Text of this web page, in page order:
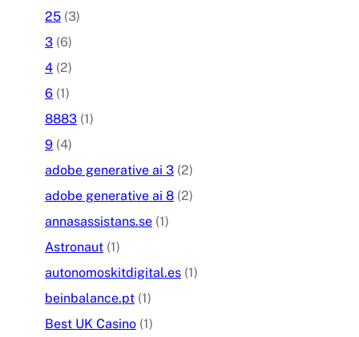
25 (3)
3 (6)
4 (2)
6 (1)
8883 (1)
9 (4)
adobe generative ai 3 (2)
adobe generative ai 8 (2)
annasassistans.se (1)
Astronaut (1)
autonomoskitdigital.es (1)
beinbalance.pt (1)
Best UK Casino (1)